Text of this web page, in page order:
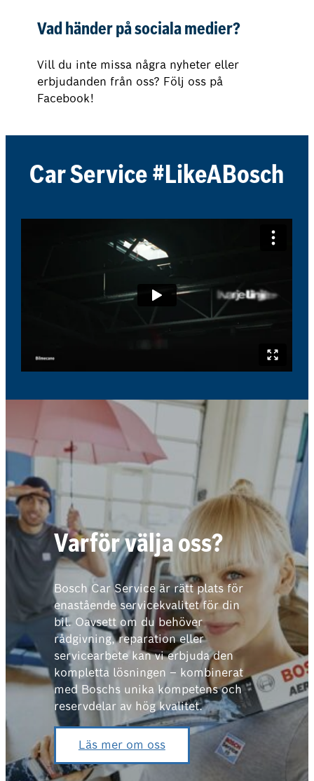
Vad händer på sociala medier?
Vill du inte missa några nyheter eller
erbjudanden från oss? Följ oss på
Facebook!
Car Service #LikeABosch
Varför välja oss?
Bosch Car Service är rätt plats för
enastående servicekvalitet för din
bil. Oavsett om du behöver
rådgivning, reparation eller
servicearbete kan vi erbjuda den
kompletta lösningen – kombinerat
med Boschs unika kompetens och
reservdelar av hög kvalitet.
Läs mer om oss